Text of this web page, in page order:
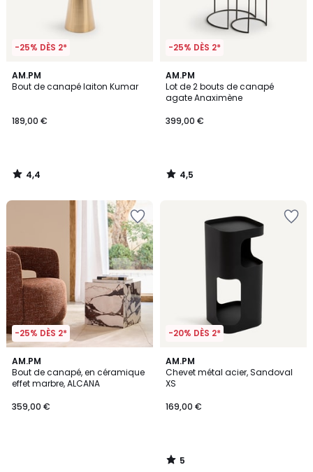
-25% DÈS 2*
AM.PM
Bout de canapé laiton Kumar
189,00 €
4,4
/ 5
4,4
/
-25% DÈS 2*
AM.PM
Lot de 2 bouts de canapé
agate Anaximène
399,00 €
4,5
/ 5
4,5
/
-25% DÈS 2*
AM.PM
Bout de canapé, en céramique
effet marbre, ALCANA
359,00 €
-20% DÈS 2*
AM.PM
Chevet métal acier, Sandoval
XS
169,00 €
5
/
5
5
/